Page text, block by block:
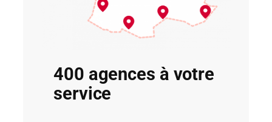
400 agences à votre
service